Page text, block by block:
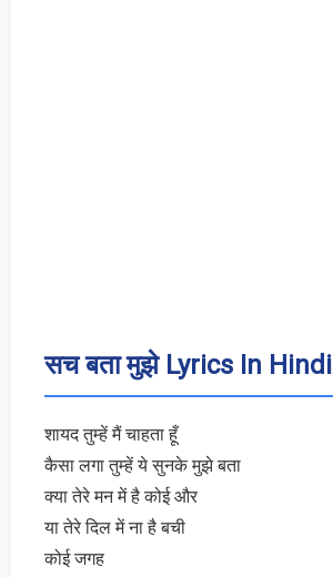
सच बता मुझे Lyrics In Hindi
शायद तुम्हें मैं चाहता हूँ
कैसा लगा तुम्हें ये सुनके मुझे बता
क्या तेरे मन में है कोई और
या तेरे दिल में ना है बची
कोई जगह